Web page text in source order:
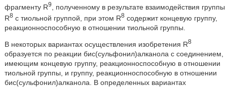
фрагменту R9
, полученному в результате взаимодействия группы
R8с тиольной группой, при этом R8содержит концевую группу,
реакционноспособную в отношении тиольной группы.
В некоторых вариантах осуществления изобретения R8
образуется по реакции бис(сульфонил)алканола с соединением,
имеющим концевую группу, реакционноспособную в отношении
тиольной группы, и группу, реакционноспособную в отношении
бис(сульфонил)алканола. В определенных вариантах